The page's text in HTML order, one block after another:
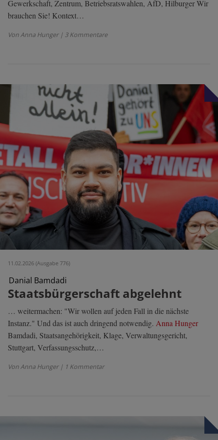
Gewerkschaft, Zentrum, Betriebsratswahlen, AfD, Hilburger Wir
brauchen Sie! Kontext…
Von Anna Hunger| 3 Kommentare
11.02.2026 (Ausgabe 776)
Danial Bamdadi
Staatsbürgerschaft abgelehnt
… weitermachen: "Wir wollen auf jeden Fall in die nächste
Instanz." Und das ist auch dringend notwendig. Anna Hunger
Bamdadi, Staatsangehörigkeit, Klage, Verwaltungsgericht,
Stuttgart, Verfassungsschutz,…
Von Anna Hunger| 1 Kommentar